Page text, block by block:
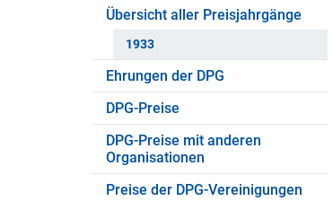
Übersicht aller Preisjahrgänge
1933
Ehrungen der DPG
DPG-Preise
DPG-Preise mit anderen
Organisationen
Preise der DPG-Vereinigungen